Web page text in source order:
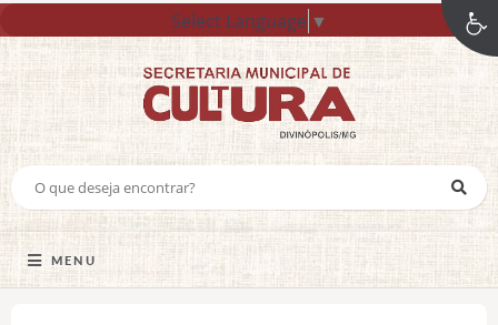
Select Language ▼
MENU